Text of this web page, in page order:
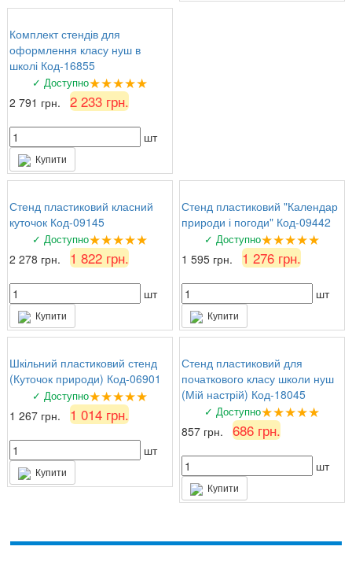
Комплект стендів для
оформлення класу нуш в
школі Код-16855
✓ Доступно★★★★★
2 791 грн. 2 233 грн.
шт
Купити
Стенд пластиковий класний
куточок Код-09145
✓ Доступно★★★★★
2 278 грн. 1 822 грн.
шт
Купити
Стенд пластиковий "Календар
природи і погоди" Код-09442
✓ Доступно★★★★★
1 595 грн. 1 276 грн.
шт
Купити
Шкільний пластиковий стенд
(Куточок природи) Код-06901
✓ Доступно★★★★★
1 267 грн. 1 014 грн.
шт
Купити
Стенд пластиковий для
початкового класу школи нуш
(Мій настрій) Код-18045
✓ Доступно★★★★★
857 грн. 686 грн.
шт
Купити